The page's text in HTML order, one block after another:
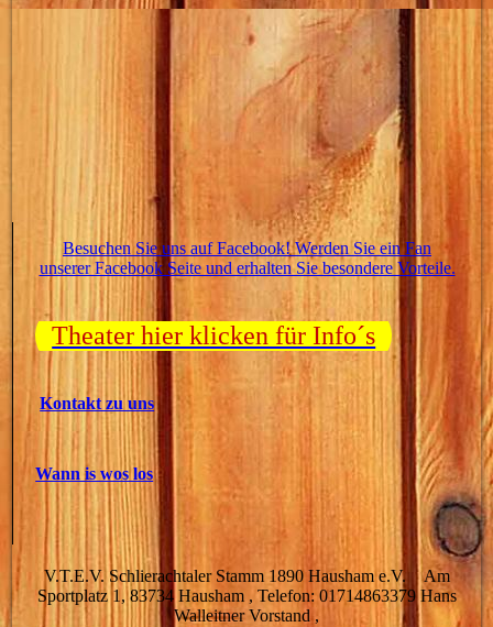
Besuchen Sie uns auf Facebook! Werden Sie ein Fan
unserer Facebook Seite und erhalten Sie besondere Vorteile.
Theater hier klicken für Info´s
Kontakt zu uns
Wann is wos los
V.T.E.V. Schlierachtaler Stamm 1890 Hausham e.V. Am
Sportplatz 1, 83734 Hausham , Telefon: 01714863379 Hans
Walleitner Vorstand ,